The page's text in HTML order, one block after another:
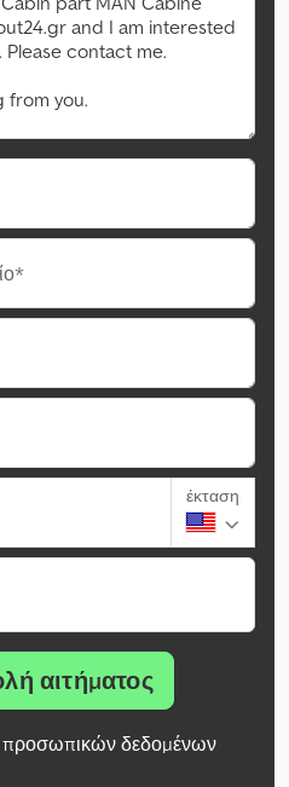
έκταση
αιτήματος
δεδομένων